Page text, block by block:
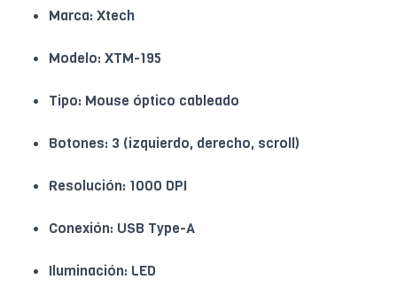
Marca: Xtech
Modelo: XTM-195
Tipo: Mouse óptico cableado
Botones: 3 (izquierdo, derecho, scroll)
Resolución: 1000 DPI
Conexión: USB Type-A
Iluminación: LED